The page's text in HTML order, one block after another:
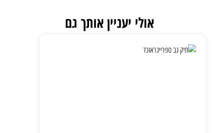
אולי יעניין אותך גם